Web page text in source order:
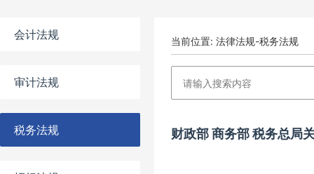
会计法规
审计法规
税务法规
当前位置: 法律法规-税务法规
财政部 商务部 税务总局